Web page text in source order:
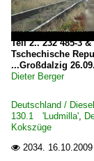
Teil 2.. 232 485-3
Tschechische
...Großdalzig
Dieter Berger
Deutschland /
130.1 'Ludmilla',
Kokszüge
 2034. 16.10.2009